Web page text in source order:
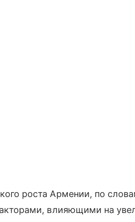
роста Армении, по
влияющими на